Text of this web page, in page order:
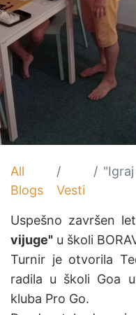
All
Blogs
Vesti
"Igraj
Uspešno završen
vijuge" u školi
Turnir je otvorila
radila u školi Goa
kluba Pro Go.